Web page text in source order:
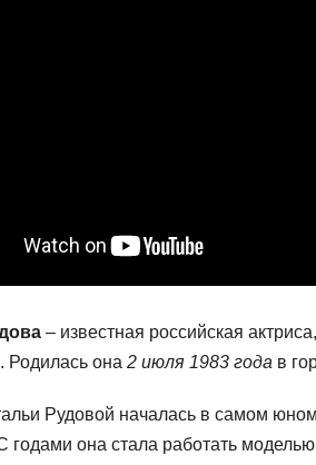
– известная российская
Родилась она 2 июля 1983 года в
Рудовой началась в самом
годами она стала работать